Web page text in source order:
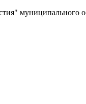
муниципального